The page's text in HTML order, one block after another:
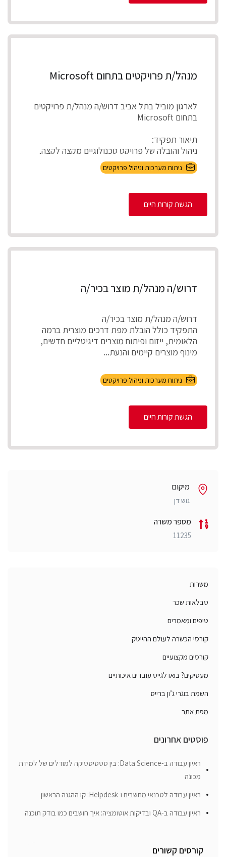
מנהל/ת פרויקטים בתחום Microsoft
לארגון מוביל בתל אביב דרוש/ה מנהל/ת פרויקטים
בתחום Microsoft
תיאור תפקיד:
ניהול והובלה של פרויקט טכנולוגיים מקצה לקצה,
אפיון דרישות בהתא...
ניתוח מערכות וניהול פרויקטים
הגשת קורות חיים
דרוש/ה מנהל/ת מוצר בכיר/ה
דרוש/ה מנהל/ת מוצר בכיר/ה
התפקיד כולל הובלת מפת דרכים מוצרית ברמה
הלאומית, ייזום ופיתוח מוצרים דיגיטליים חדשים,
מינוף מוצרים קיימים והנעת...
ניתוח מערכות וניהול פרויקטים
הגשת קורות חיים
מיקום
גוש דן
מספר משרה
11235
משרות
טבלאות שכר
טיפים ומאמרים
קורסי הכשרה לעולם ההייטק
קורסים מקצועיים
מעסיקים? בואו לגייס עובדים איכותיים
השמת בוגרי ג’ון ברייס
מפת אתר
פוסטים אחרונים
ראיון עבודה ב-Data Science: בין סטטיסטיקה למודלים של למידת
מכונה
ראיון עבודה לטכנאי מחשבים ו-Helpdesk: קו ההגנה הראשון
ראיון עבודה ב-QA ובדיקות אוטומציה: איך חושבים כמו בודק תוכנה
קורסים קשורים